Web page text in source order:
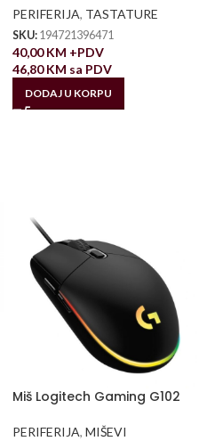
PERIFERIJA, TASTATURE
SKU: 194721396471
40,00KM +PDV
46,80KM sa PDV
DODAJ U KORPU
Miš Logitech Gaming G102
PERIFERIJA, MIŠEVI